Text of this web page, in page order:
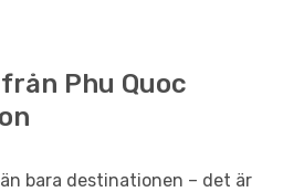
Phu Quoc
bara destinationen – det är